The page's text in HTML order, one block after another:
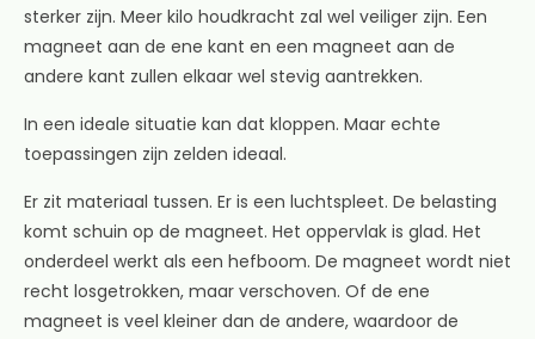
sterker zijn. Meer kilo houdkracht zal wel veiliger zijn. Een
magneet aan de ene kant en een magneet aan de
andere kant zullen elkaar wel stevig aantrekken.
In een ideale situatie kan dat kloppen. Maar echte
toepassingen zijn zelden ideaal.
Er zit materiaal tussen. Er is een luchtspleet. De belasting
komt schuin op de magneet. Het oppervlak is glad. Het
onderdeel werkt als een hefboom. De magneet wordt niet
recht losgetrokken, maar verschoven. Of de ene
magneet is veel kleiner dan de andere, waardoor de